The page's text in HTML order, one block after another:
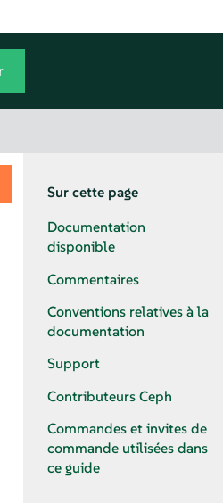
Sur cette page
Documentation
disponible
Commentaires
Conventions relatives à la
documentation
Support
Contributeurs Ceph
Commandes et invites de
commande utilisées dans
ce guide